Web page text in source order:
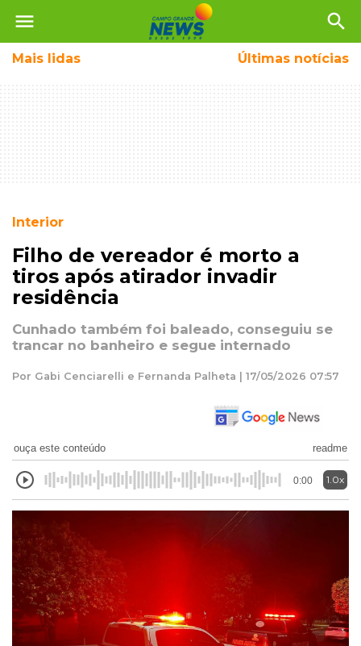
menu search
Mais lidas Últimas notícias
Interior
Filho de vereador é morto a
tiros após atirador invadir
residência
Cunhado também foi baleado, conseguiu se
trancar no banheiro e segue internado
Por Gabi Cenciarelli e Fernanda Palheta | 17/05/2026 07:57
ouça este conteúdo readme
0:00 1.0x